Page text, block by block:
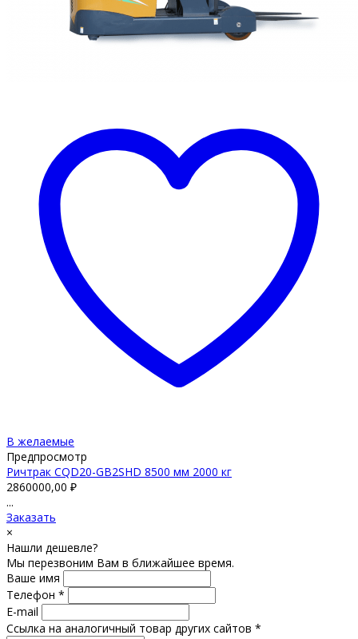
В желаемые
Предпросмотр
Ричтрак CQD20-GB2SHD 8500 мм 2000 кг
2860000,00 ₽
...
Заказать
×
Нашли дешевле?
Мы перезвоним Вам в ближайшее время.
Ваше имя
Телефон *
E-mail
Ссылка на аналогичный товар других сайтов *